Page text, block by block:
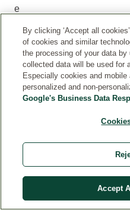
e
ibl
vo
us
nt.
t
By clicking ‘Accept all
of cookies and similar
the processing of your data
collected data will be used for
Especially cookies and
personalized and non-
Google's Business Data
Accept